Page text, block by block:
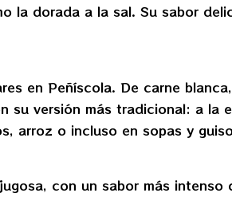
la dorada a la sal. Su sabor
en Peñíscola. De carne
su versión más tradicional: a la
arroz o incluso en sopas y
con un sabor más